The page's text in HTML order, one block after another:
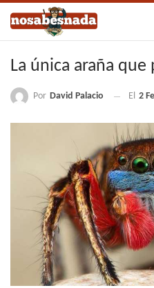
La única araña
Por David Palacio El 2